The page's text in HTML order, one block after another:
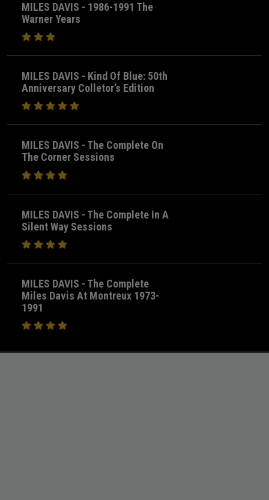
MILES DAVIS - 1986-1991 The
Warner Years
MILES DAVIS - Kind Of Blue: 50th
Anniversary Colletor’s Edition
MILES DAVIS - The Complete On
The Corner Sessions
MILES DAVIS - The Complete In A
Silent Way Sessions
MILES DAVIS - The Complete
Miles Davis At Montreux 1973-
1991